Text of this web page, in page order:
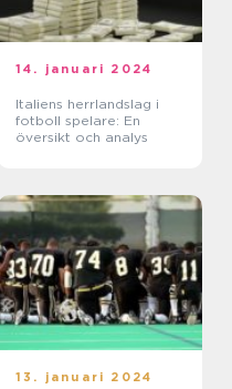
14. januari 2024
Italiens herrlandslag i
fotboll spelare: En
översikt och analys
13. januari 2024